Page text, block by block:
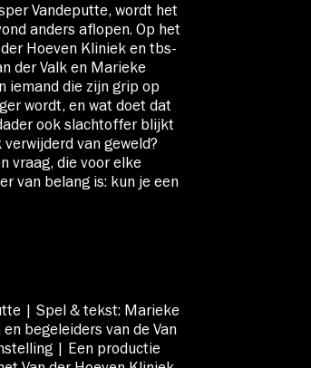
Vandeputte, wordt het
anders aflopen. Op het
Hoeven Kliniek en tbs-
der Valk en Marieke
iemand die zijn grip op
wordt, en wat doet dat
ook slachtoffer blijkt
van geweld?
vraag, die voor elke
van belang is: kun je een
| Spel & tekst: Marieke
begeleiders van de Van
| Een productie